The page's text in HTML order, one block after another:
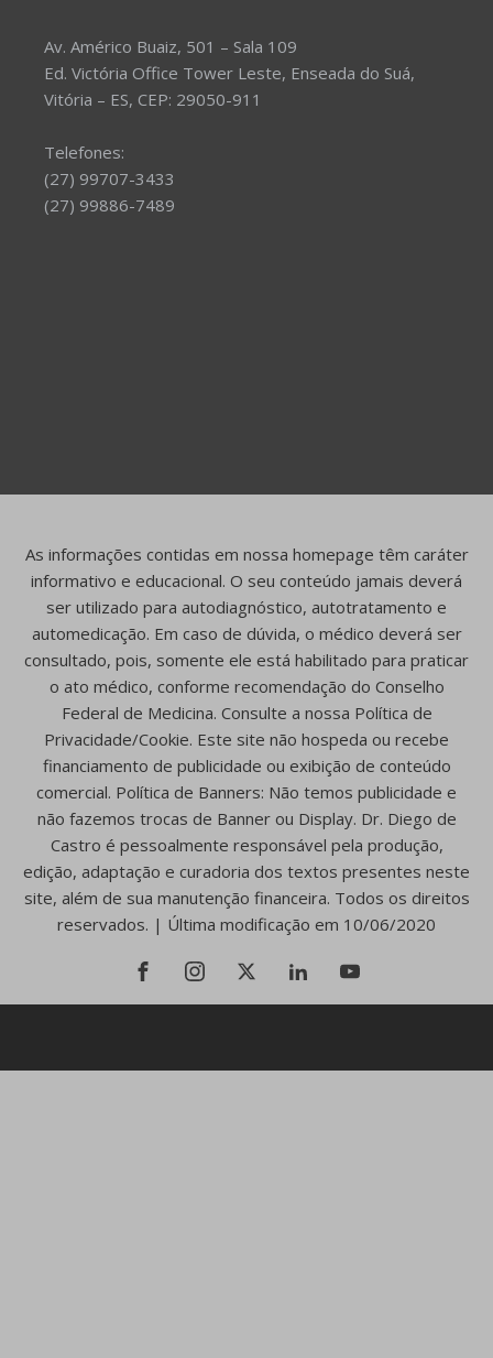
Av. Américo Buaiz, 501 – Sala 109
Ed. Victória Office Tower Leste, Enseada do Suá,
Vitória – ES, CEP: 29050-911
Telefones:
(27) 99707-3433
(27) 99886-7489
As informações contidas em nossa homepage têm caráter
informativo e educacional. O seu conteúdo jamais deverá
ser utilizado para autodiagnóstico, autotratamento e
automedicação. Em caso de dúvida, o médico deverá ser
consultado, pois, somente ele está habilitado para praticar
o ato médico, conforme recomendação do Conselho
Federal de Medicina. Consulte a nossa Política de
Privacidade/Cookie. Este site não hospeda ou recebe
financiamento de publicidade ou exibição de conteúdo
comercial. Política de Banners: Não temos publicidade e
não fazemos trocas de Banner ou Display. Dr. Diego de
Castro é pessoalmente responsável pela produção,
edição, adaptação e curadoria dos textos presentes neste
site, além de sua manutenção financeira. Todos os direitos
reservados. | Última modificação em 10/06/2020